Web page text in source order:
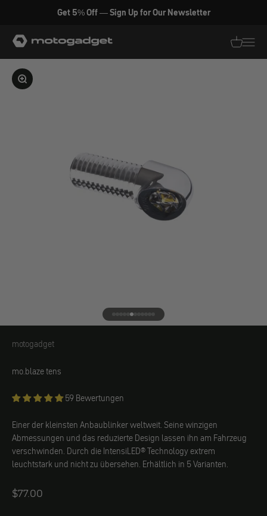
Zum Inhalt springen
Get 5% Off — Sign Up for Our Newsletter
motogadget GmbH
Bild vergrößern
Gehe zu Element 1
Gehe zu Element 2
Gehe zu Element 3
Gehe zu Element 4
Gehe zu Element 5
Gehe zu Element 6
Gehe zu Element 7
Gehe zu Element 8
Gehe zu Element 9
Gehe zu Element 10
Gehe zu Element 11
Gehe zu Element 12
motogadget
motogadget
mo.blaze tens
59 Bewertungen
Einer der kleinsten Anbaublinker weltweit. Seine winzigen
Abmessungen und das reduzierte Design lassen ihn am Fahrzeug
verschwinden. Durch die IntensiLED® Technology extrem
leuchtstark und nicht zu übersehen. Erhältlich in 5 Varianten.
Angebot
$77.00